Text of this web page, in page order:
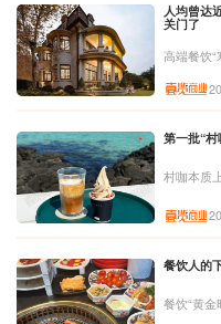
人均曾达
关门了
高端餐饮“
第一批“
村咖本质
餐饮人的
餐饮“黄金